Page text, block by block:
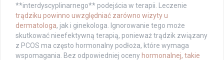
**interdyscyplinarnego** podejścia w terapii. Leczenie
trądziku powinno uwzględniać zarówno wizyty u
dermatologa, jak i ginekologa. Ignorowanie tego może
skutkować nieefektywną terapią, ponieważ trądzik związany
z PCOS ma często hormonalny podłoża, które wymaga
wspomagania. Bez odpowiedniej oceny hormonalnej, takie